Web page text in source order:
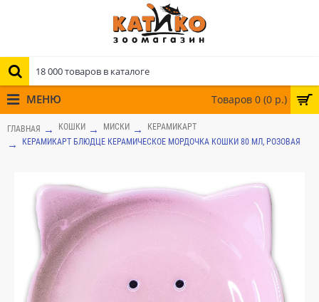
Товаров 0 (0 р.)
МЕНЮ
ГЛАВНАЯ КОШКИ МИСКИ
КЕРАМИКАРТ
КЕРАМИКАРТ БЛЮДЦЕ КЕРАМИЧЕСКОЕ МОРДОЧКА КОШКИ 80 МЛ, РОЗОВАЯ